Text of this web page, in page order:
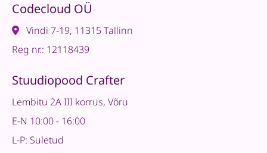
Codecloud OÜ
Vindi 7-19, 11315 Tallinn
Reg nr.: 12118439
Stuudiopood Crafter
Lembitu 2A III korrus, Võru
E-N 10:00 - 16:00
L-P: Suletud